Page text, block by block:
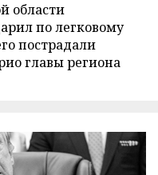
области
по легковому
пострадали
главы региона